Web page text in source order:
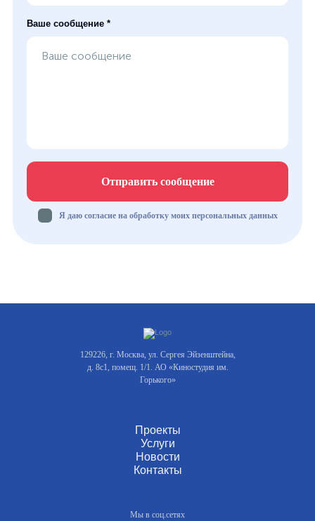
Ваше сообщение *
Отправить сообщение
Я даю согласие на обработку моих персональных данных
129226, г. Москва, ул. Сергея Эйзенштейна,
д. 8с1, помещ. 1/1. АО «Киностудия им.
Горького»
Проекты
Услуги
Новости
Контакты
Мы в соц.сетях